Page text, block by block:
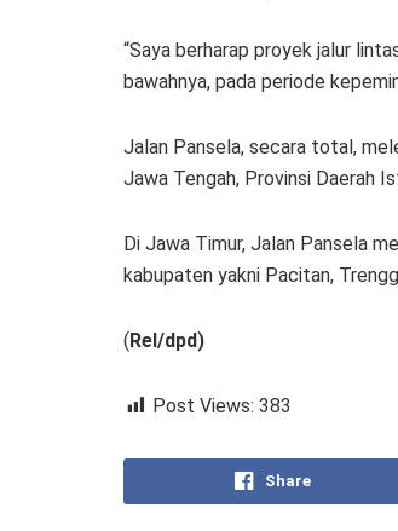
“Saya berharap proyek jalur
bawahnya, pada periode
Jalan Pansela, secara total,
Jawa Tengah, Provinsi Daerah
Di Jawa Timur, Jalan Pansela
kabupaten yakni Pacitan,
( Rel/dpd)
Post Views: 383
Share